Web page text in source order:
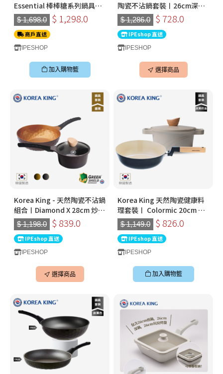
Essential 棒棒糖系列鍋具套
裝｜ 2026全新棉花糖粉色｜
韓國不黏鑊推薦2026
$ 1,698.0 $ 1,298.0
商戶直送
IPESHOP
加入購物籃
陶瓷不沾鍋套裝〡26cm深炒
鍋+18cm湯鍋 (沙灰/珊瑚粉)
〡韓國製廚具
$ 1,286.0 $ 728.0
IPEshop 直送
IPESHOP
選擇商品
Korea King - 天然陶瓷不沾鍋
組合〡Diamond X 28cm 炒鍋
× Crystal 18cm 湯鍋〡韓國
製易潔鑊
$ 1,198.0 $ 839.0
IPEshop 直送
IPESHOP
選擇商品
Korea King 天然陶瓷健康料
理套裝〡 Colormic 20cm 湯
鍋 + Woody 26cm 不沾鍋
（韓國製）
$ 1,149.0 $ 826.0
IPEshop 直送
IPESHOP
加入購物籃